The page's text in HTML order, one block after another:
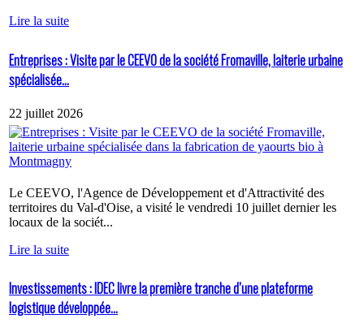
Lire la suite
Entreprises : Visite par le CEEVO de la société Fromaville, laiterie urbaine
spécialisée...
22 juillet 2026
Le CEEVO, l'Agence de Développement et d'Attractivité des
territoires du Val-d'Oise, a visité le vendredi 10 juillet dernier les
locaux de la sociét...
Lire la suite
Investissements : IDEC livre la première tranche d’une plateforme
logistique développée...